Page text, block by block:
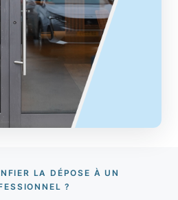
LA DÉPOSE À UN
?